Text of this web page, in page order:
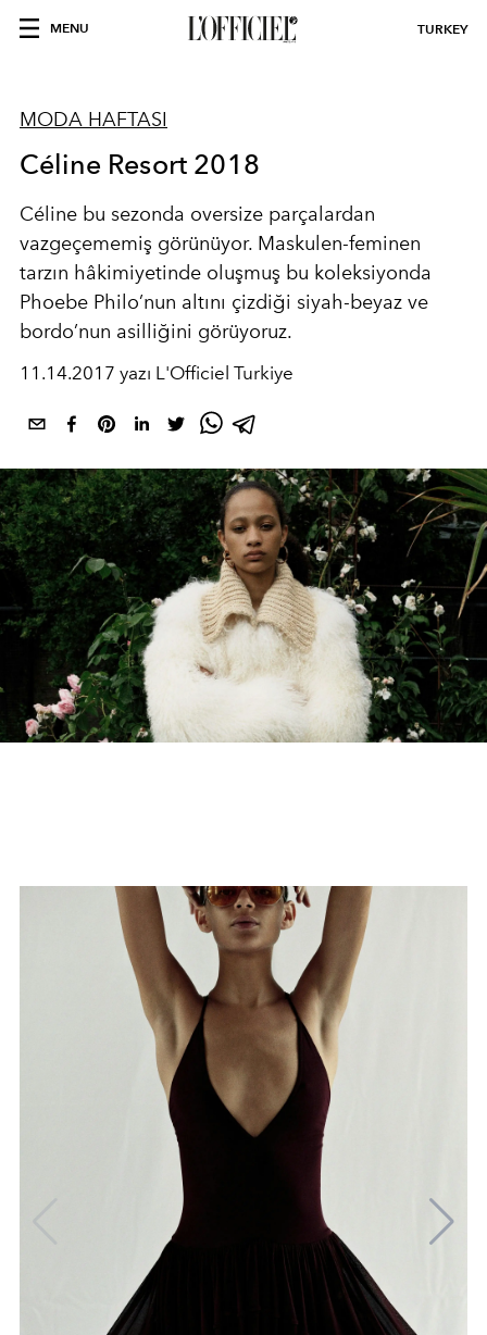
MENU TURKEY
MODA HAFTASI
Céline Resort 2018
Céline bu sezonda oversize parçalardan
vazgeçememiş görünüyor. Maskulen-feminen
tarzın hâkimiyetinde oluşmuş bu koleksiyonda
Phoebe Philo’nun altını çizdiği siyah-beyaz ve
bordo’nun asilliğini görüyoruz.
11.14.2017 yazı L'Officiel Turkiye